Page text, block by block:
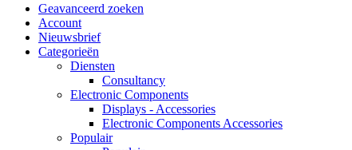
Geavanceerd zoeken
Account
Nieuwsbrief
Categorieën
Diensten
Consultancy
Electronic Components
Displays - Accessories
Electronic Components Accessories
Populair